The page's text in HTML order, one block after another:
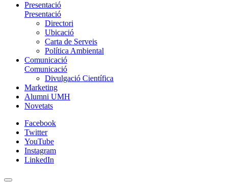
Presentació
Presentació
Directori
Ubicació
Carta de Serveis
Política Ambiental
Comunicació
Comunicació
Divulgació Científica
Marketing
Alumni UMH
Novetats
Facebook
Twitter
YouTube
Instagram
LinkedIn